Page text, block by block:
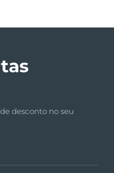
desconto no seu